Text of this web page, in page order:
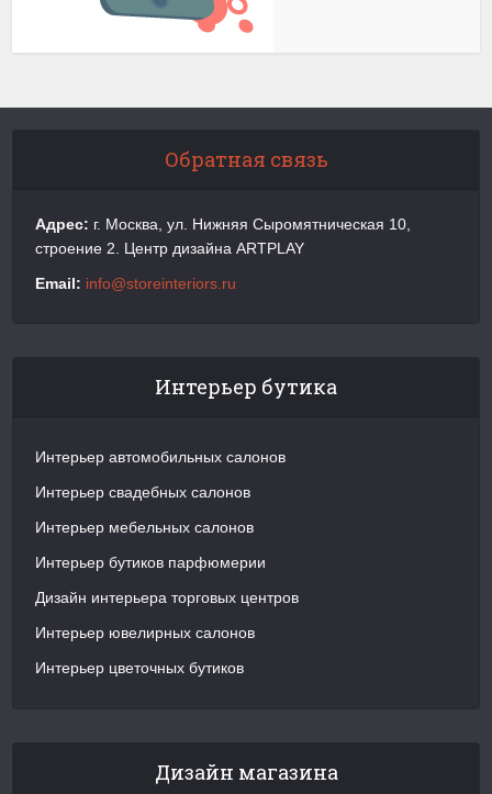
Обратная связь
Адрес: г. Москва, ул. Нижняя Сыромятническая 10,
строение 2. Центр дизайна ARTPLAY
Email: info@storeinteriors.ru
Интерьер бутика
Интерьер автомобильных салонов
Интерьер свадебных салонов
Интерьер мебельных салонов
Интерьер бутиков парфюмерии
Дизайн интерьера торговых центров
Интерьер ювелирных салонов
Интерьер цветочных бутиков
Дизайн магазина